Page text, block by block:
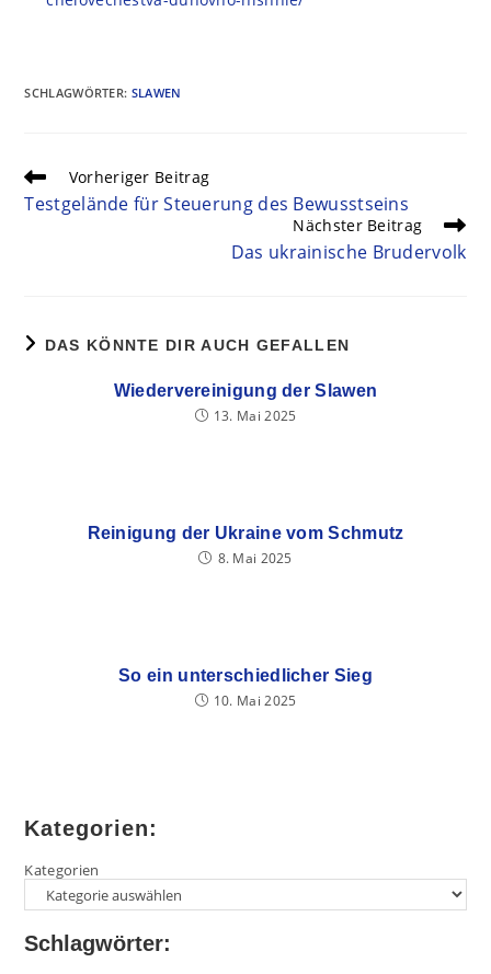
SCHLAGWÖRTER: SLAWEN
Vorheriger Beitrag
Testgelände für Steuerung des Bewusstseins
Nächster Beitrag
Das ukrainische Brudervolk
DAS KÖNNTE DIR AUCH GEFALLEN
Wiedervereinigung der Slawen
13. Mai 2025
Reinigung der Ukraine vom Schmutz
8. Mai 2025
So ein unterschiedlicher Sieg
10. Mai 2025
Kategorien:
Kategorien
Schlagwörter: